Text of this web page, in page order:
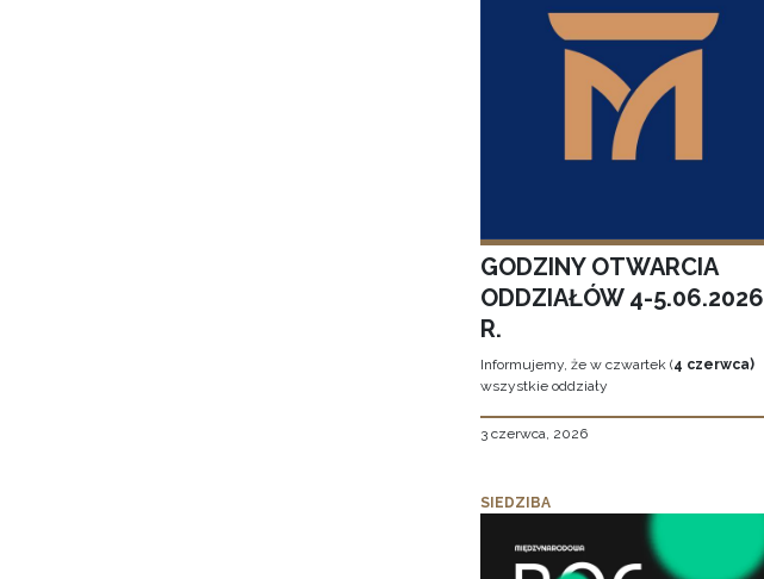
GODZINY OTWARCIA
ODDZIAŁÓW 4-5.06.2026
R.
Informujemy, że w czwartek (4 czerwca)
wszystkie oddziały
3 czerwca, 2026
SIEDZIBA